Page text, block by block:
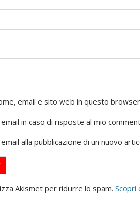
email e sito web in questo
in caso di risposte al mio
alla pubblicazione di un nuovo
Akismet per ridurre lo spam. Scopri